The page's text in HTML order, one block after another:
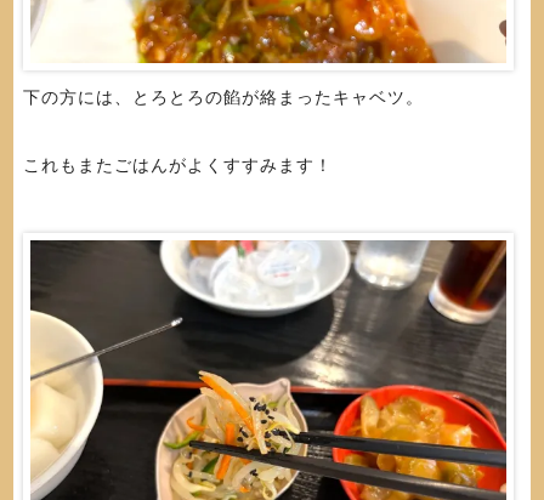
下の方には、とろとろの餡が絡まったキャベツ。
これもまたごはんがよくすすみます！